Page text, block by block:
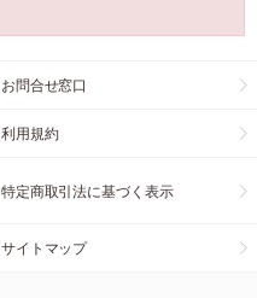
お問合せ窓口
利用規約
特定商取引法に基づく表示
サイトマップ